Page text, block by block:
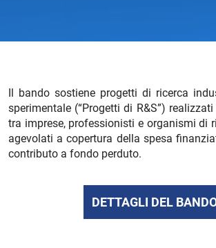
Il bando sostiene progetti di ricerca
sperimentale (“Progetti di R&S”)
tra imprese, professionisti e organismi di
agevolati a copertura della spesa
contributo a fondo perduto.
DETTAGLI DEL